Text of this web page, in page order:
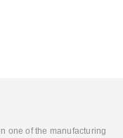
one of the manufacturing